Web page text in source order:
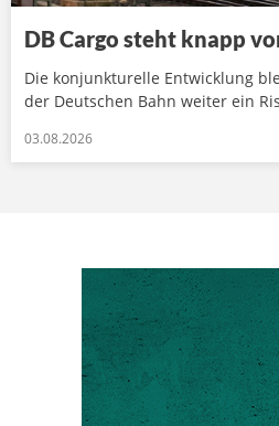
DB Cargo steht knapp
Die konjunkturelle Entwicklung
der Deutschen Bahn weiter ein
03.08.2026